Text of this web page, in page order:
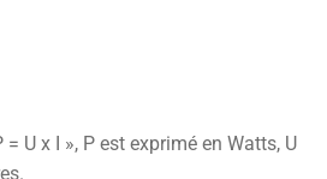
U x I », P est exprimé en Watts, U